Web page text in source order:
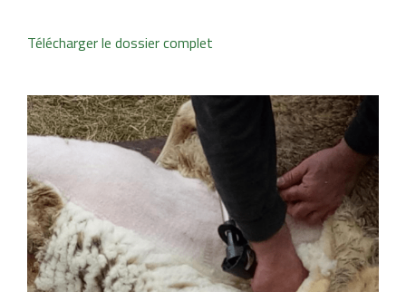
Télécharger le dossier complet